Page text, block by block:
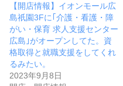
【開店情報】イオンモール広
島祇園3Fに｢介護・看護・障
がい・保育 求人支援センター
広島｣がオープンしてた。資
格取得と就職支援をしてくれ
るみたい。
2023年9月8日